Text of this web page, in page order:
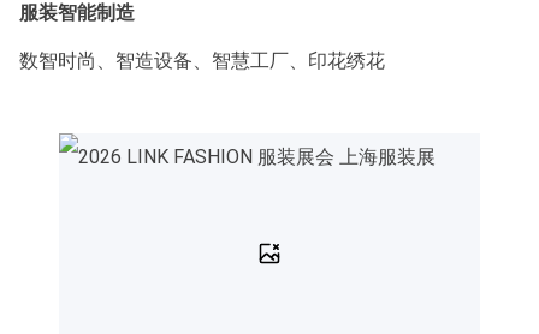
服装智能制造
数智时尚、智造设备、智慧工厂、印花绣花